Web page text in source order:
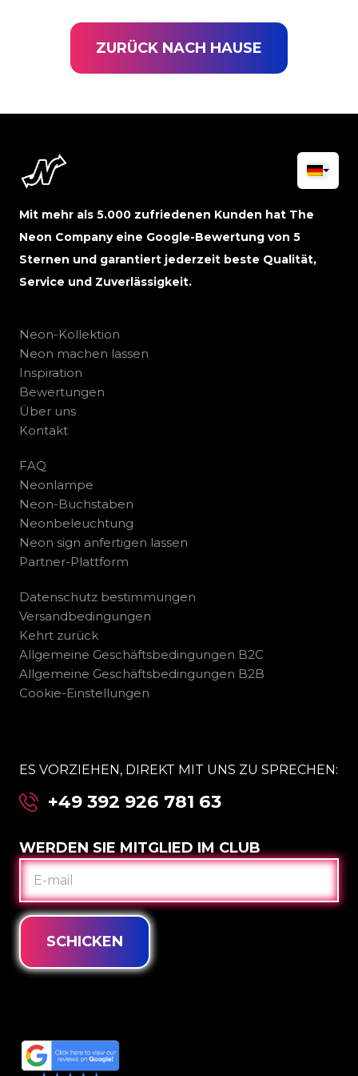
ZURÜCK NACH HAUSE
Mit mehr als 5.000 zufriedenen Kunden hat The
Neon Company eine Google-Bewertung von 5
Sternen und garantiert jederzeit beste Qualität,
Service und Zuverlässigkeit.
Neon-Kollektion
Neon machen lassen
Inspiration
Bewertungen
Über uns
Kontakt
FAQ
Neonlampe
Neon-Buchstaben
Neonbeleuchtung
Neon sign anfertigen lassen
Partner-Plattform
Datenschutz bestimmungen
Versandbedingungen
Kehrt zurück
Allgemeine Geschäftsbedingungen B2C
Allgemeine Geschäftsbedingungen B2B
Cookie-Einstellungen
ES VORZIEHEN, DIREKT MIT UNS ZU SPRECHEN:
+49 392 926 781 63
WERDEN SIE MITGLIED IM CLUB
E-
MAIL
SCHICKEN